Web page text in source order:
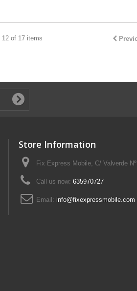
12 of 17 items
Store Information
Fix Express Mobile, C/ Valverde
Call us now: 635970727
Email: info@fixexpressmobile.com